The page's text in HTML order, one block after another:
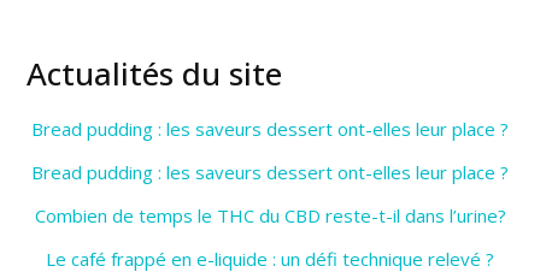
Actualités du site
Bread pudding : les saveurs dessert ont-elles leur place ?
Bread pudding : les saveurs dessert ont-elles leur place ?
Combien de temps le THC du CBD reste-t-il dans l’urine?
Le café frappé en e-liquide : un défi technique relevé ?